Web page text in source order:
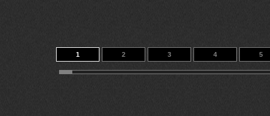
1 2 3 4 5
11 12 13 14 116